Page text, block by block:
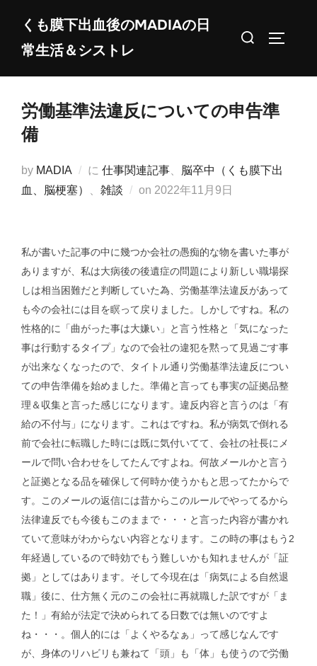
くも膜下出血後のMADIAの日
常生活＆シストレ
検
労働基準法違反についての申告準
備
by MADIA に 仕事関連記事
脳卒中（くも膜下出
血、脳梗塞）
雑談 on 投
2022年11月9日
私が書いた記事の中に幾つか会社の愚痴的な物を書いた事が
ありますが、私は大病後の後遺症の問題により新しい職場探
しは相当困難だと判断していた為、労働基準法違反があって
も今の会社には目を瞑って戻りました。しかしですね。私の
性格的に「曲がった事は大嫌い」と言う性格と「気になった
事は行動するタイプ」なので会社の違犯を黙って見過ごす事
が出来なくなったので、タイトル通り労働基準法違反につい
ての申告準備を始めました。準備と言っても事実の証拠品整
理＆収集と言った感じになります。違反内容と言うのは「有
給の不付与」になります。これはですね。私が病気で倒れる
前で会社に転職した時には既に気付いてて、会社の社長にメ
ールで問い合わせをしてたんですよね。何故メールかと言う
と証拠となる品を確保して何時か使うかもと思ってたからで
す。このメールの返信には昔からこのルールでやってるから
法律違反でも今後もこのままで・・・と言った内容が書かれ
ていて意味がわからない内容となります。この時の事はもう2
年経過しているので時効でもう難しいかも知れませんが「証
拠」としてはあります。そして今現在は「病気による自然退
職」後に、仕方無く元のこの会社に再就職した訳ですが「ま
た！」有給が法定で決められてる日数では無いのですよ
ね・・・。個人的には「よくやるなぁ」って感じなんです
が、身体のリハビリも兼ねて「頭」も「体」も使うので労働